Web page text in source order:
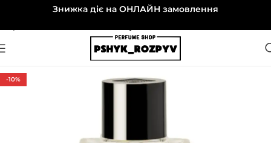
Перейти до навігаціїЗнижка діє на ОНЛАЙН замовлення
-10%